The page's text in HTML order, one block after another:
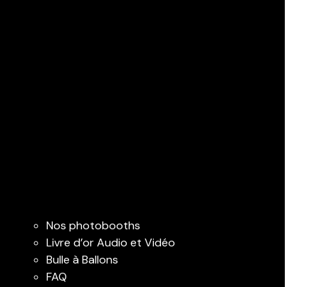
Nos photobooths
Livre d’or Audio et Vidéo
Bulle à Ballons
FAQ